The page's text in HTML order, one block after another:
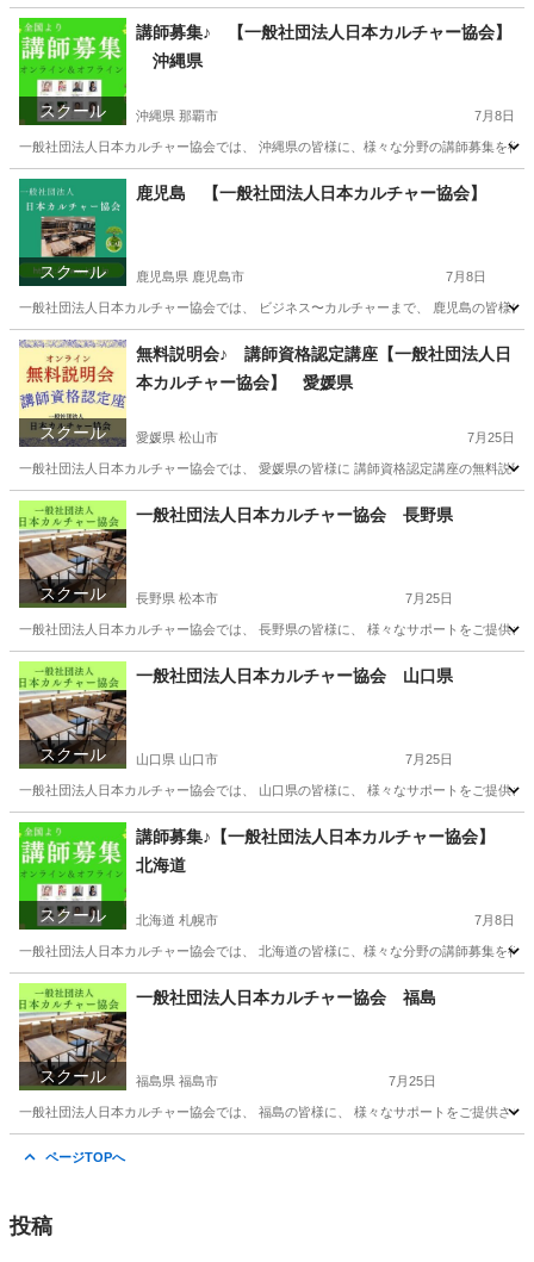
東京 墨田区 日本舞踊 カルチャー
スクール
講師募集♪ 【一般社団法人日本カルチャー協会】
沖縄県
沖縄県 那覇市 7月8日
一般社団法人日本カルチャー協会では、 沖縄県の皆様に、様々な分野の講師募集を
沖縄 那覇市 生活知識
スクール
鹿児島 【一般社団法人日本カルチャー協会】
鹿児島県 鹿児島市 7月8日
一般社団法人日本カルチャー協会では、 ビジネス〜カルチャーまで、 鹿児島の皆様
鹿児島 鹿児島市 生活知識 鹿児島 生活知識 カルチャー
スクール
無料説明会♪ 講師資格認定講座【一般社団法人日
本カルチャー協会】 愛媛県
愛媛県 松山市 7月25日
一般社団法人日本カルチャー協会では、 愛媛県の皆様に 講師資格認定講座の無料説
愛媛 松山市 資格 カルチャー
スクール
一般社団法人日本カルチャー協会 長野県
長野県 松本市 7月25日
一般社団法人日本カルチャー協会では、 長野県の皆様に、 様々なサポートをご提供
長野 松本市 その他 オンライン
スクール
一般社団法人日本カルチャー協会 山口県
山口県 山口市 7月25日
一般社団法人日本カルチャー協会では、 山口県の皆様に、 様々なサポートをご提供
山口 山口市 その他 オンライン
スクール
講師募集♪【一般社団法人日本カルチャー協会】
北海道
北海道 札幌市 7月8日
一般社団法人日本カルチャー協会では、 北海道の皆様に、様々な分野の講師募集を
北海道 札幌市 その他 オンライン
スクール
一般社団法人日本カルチャー協会 福島
福島県 福島市 7月25日
一般社団法人日本カルチャー協会では、 福島の皆様に、 様々なサポートをご提供さ
ページTOPへ
投稿